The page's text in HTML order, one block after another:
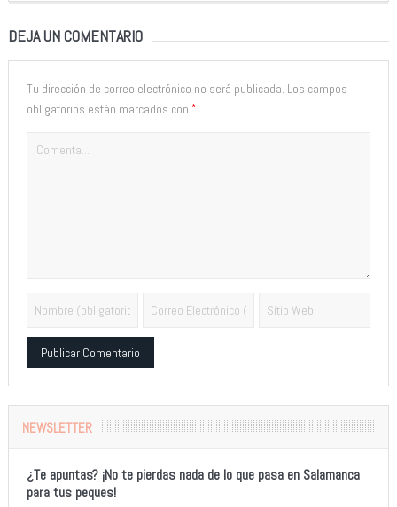
DEJA UN COMENTARIO
Tu dirección de correo electrónico no será publicada. Los campos
obligatorios están marcados con *
NEWSLETTER
¿Te apuntas? ¡No te pierdas nada de lo que pasa en Salamanca
para tus peques!